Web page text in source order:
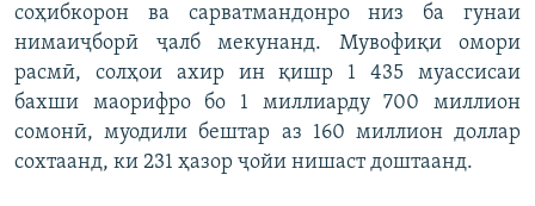
соҳибкорон ва сарватмандонро низ ба гунаи
нимаиҷборӣ ҷалб мекунанд. Мувофиқи омори
расмӣ, солҳои ахир ин қишр 1 435 муассисаи
бахши маорифро бо 1 миллиарду 700 миллион
сомонӣ, муодили бештар аз 160 миллион доллар
сохтаанд, ки 231 ҳазор ҷойи нишаст доштаанд.